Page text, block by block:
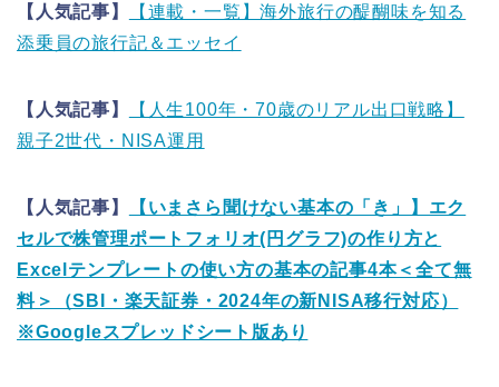
【人気記事】
【連載・一覧】海外旅行の醍醐味を知る
添乗員の旅行記＆エッセイ
【人気記事】
【人生100年・70歳のリアル出口戦略】
親子2世代・NISA運用
【人気記事】
【いまさら聞けない基本の「き」】エク
セルで株管理ポートフォリオ(円グラフ)の作り方と
Excelテンプレートの使い方の基本の記事4本＜全て無
料＞（SBI・楽天証券・2024年の新NISA移行対応）
※Googleスプレッドシート版あり